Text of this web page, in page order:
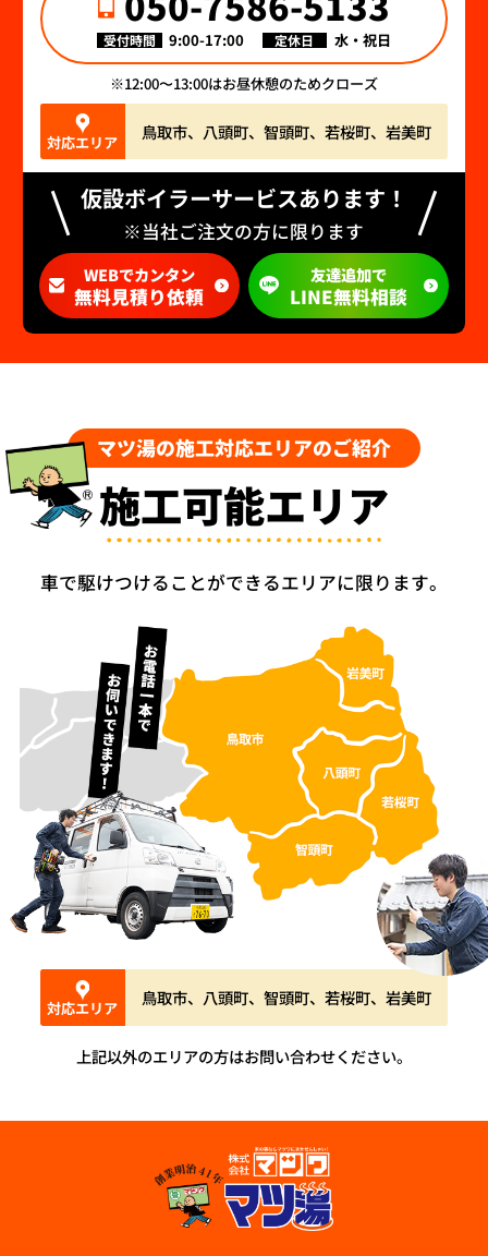
受付時間 9:00-17:00 定休日 水・祝日
12:00〜13:00はお昼休憩のためクローズ
対応エリア 鳥取市、八頭町、智頭町、若桜町、岩美町
仮設ボイラーサービスあります！
※当社ご注文の方に限ります
WEBでカンタン
無料見積り依頼
友達追加で
LINE無料相談
マツ湯の施工対応エリアのご紹介
施工可能エリア
車で駆けつけることができるエリアに限ります。
対応エリア 鳥取市、八頭町、智頭町、若桜町、岩美町
上記以外のエリアの方はお問い合わせください。